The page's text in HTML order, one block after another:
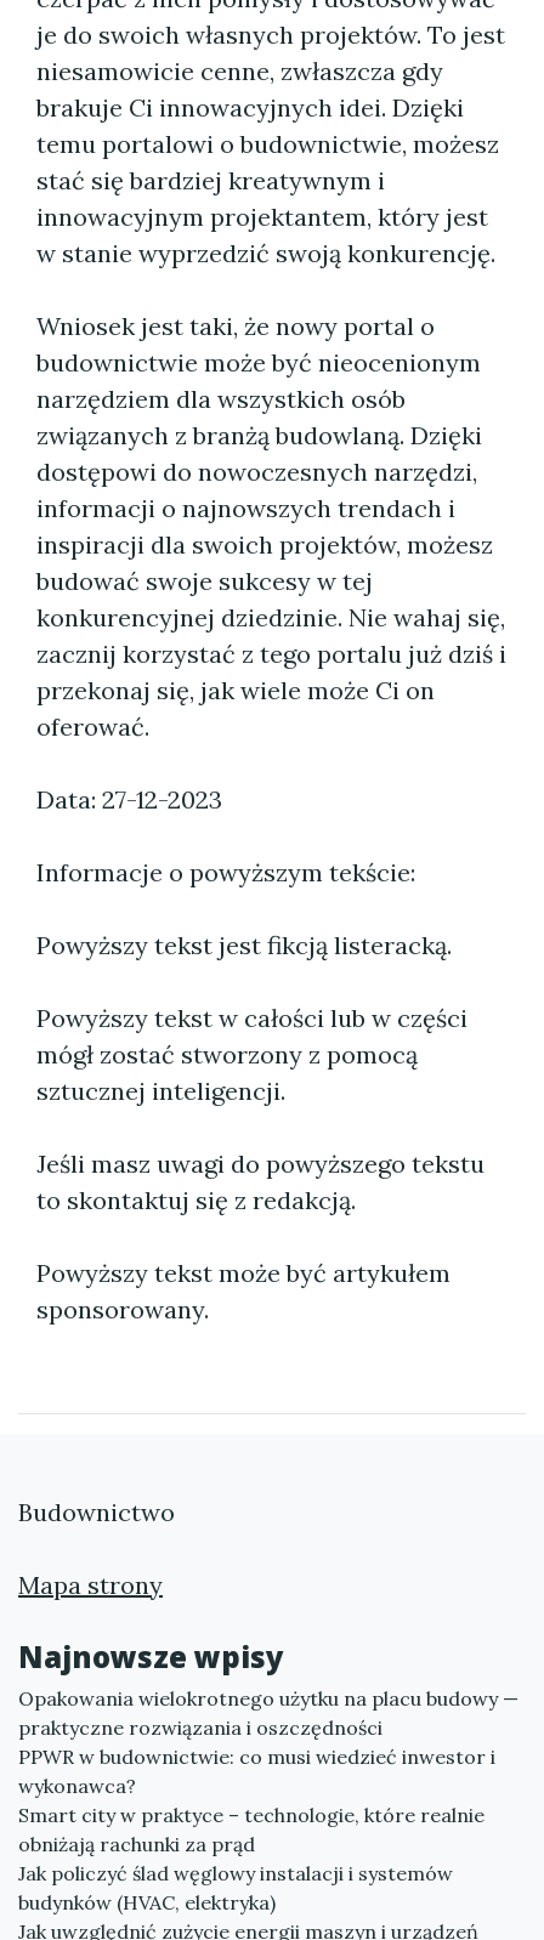
je do swoich własnych projektów. To jest
niesamowicie cenne, zwłaszcza gdy
brakuje Ci innowacyjnych idei. Dzięki
temu portalowi o budownictwie, możesz
stać się bardziej kreatywnym i
innowacyjnym projektantem, który jest
w stanie wyprzedzić swoją konkurencję.
Wniosek jest taki, że nowy portal o
budownictwie może być nieocenionym
narzędziem dla wszystkich osób
związanych z branżą budowlaną. Dzięki
dostępowi do nowoczesnych narzędzi,
informacji o najnowszych trendach i
inspiracji dla swoich projektów, możesz
budować swoje sukcesy w tej
konkurencyjnej dziedzinie. Nie wahaj się,
zacznij korzystać z tego portalu już dziś i
przekonaj się, jak wiele może Ci on
oferować.
Data: 27-12-2023
Informacje o powyższym tekście:
Powyższy tekst jest fikcją listeracką.
Powyższy tekst w całości lub w części
mógł zostać stworzony z pomocą
sztucznej inteligencji.
Jeśli masz uwagi do powyższego tekstu
to skontaktuj się z redakcją.
Powyższy tekst może być artykułem
sponsorowany.
Budownictwo
Mapa strony
Najnowsze wpisy
Opakowania wielokrotnego użytku na placu budowy —
praktyczne rozwiązania i oszczędności
PPWR w budownictwie: co musi wiedzieć inwestor i
wykonawca?
Smart city w praktyce – technologie, które realnie
obniżają rachunki za prąd
Jak policzyć ślad węglowy instalacji i systemów
budynków (HVAC, elektryka)
Jak uwzględnić zużycie energii maszyn i urządzeń